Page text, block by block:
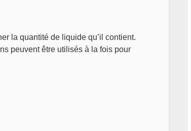
la quantité de liquide qu’il contient.
peuvent être utilisés à la fois pour